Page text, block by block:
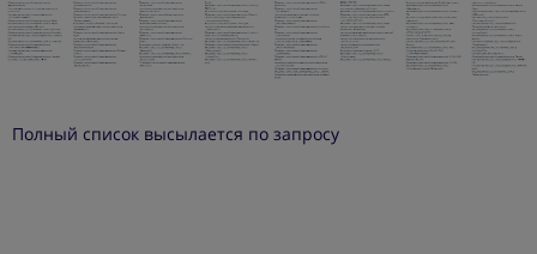
Полный список высылается по запросу